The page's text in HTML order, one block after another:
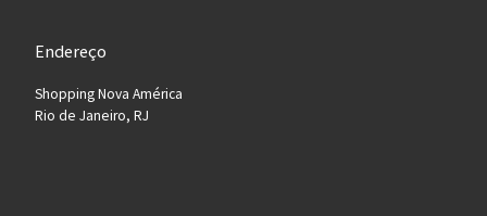
Endereço
Shopping Nova América
Rio de Janeiro, RJ